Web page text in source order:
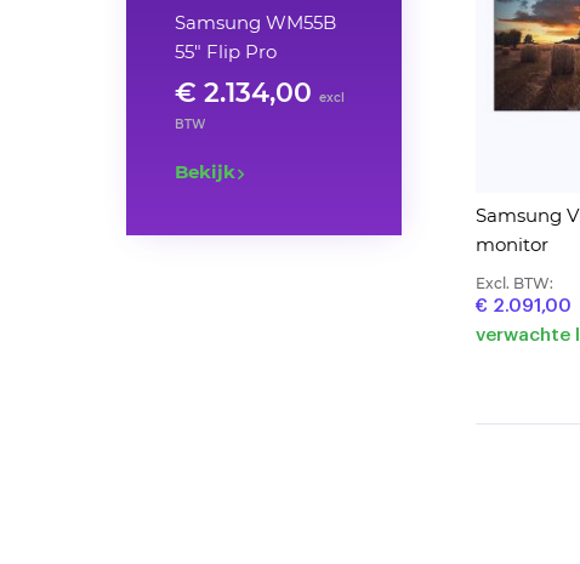
Samsung WM55B
55" Flip Pro
€ 2.134,00 excl
BTW
Bekijk
Samsung
monitor
Excl. BTW:
€ 2.091,00
verwachte